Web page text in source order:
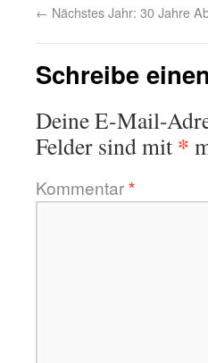
Fenster Fenster
← Nächstes Jahr: 30 Jahre
Schreibe
Deine E-Mail-
Felder sind mit *
Kommentar*